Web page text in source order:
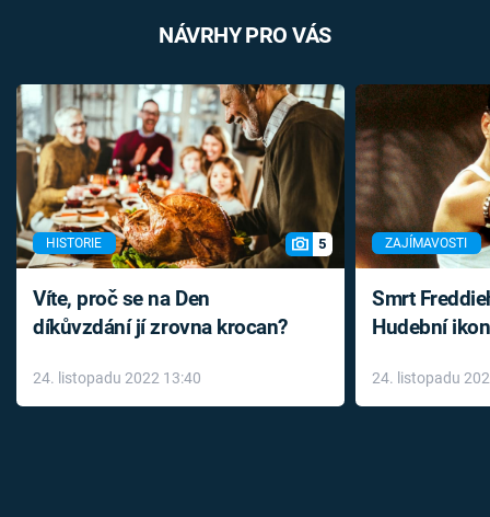
NÁVRHY PRO VÁS
HISTORIE 5
Víte, proč se na Den
díkůvzdání jí zrovna krocan?
24. listopadu 2022 13:40
ZAJÍMAVOSTI
Smrt
Hudební
léky
24. listopadu